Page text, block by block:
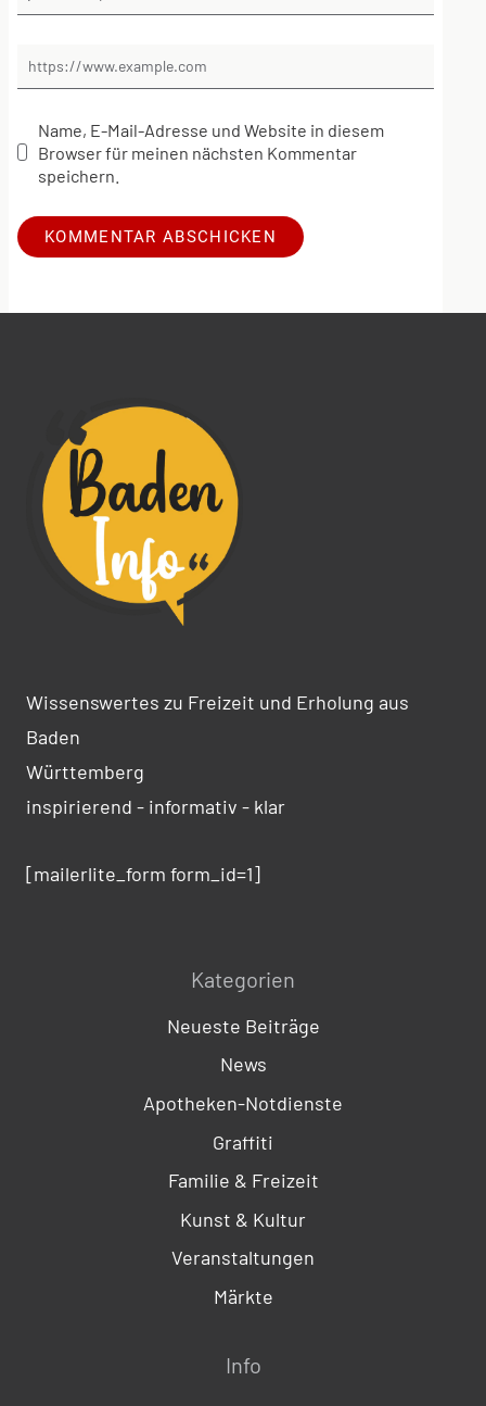
Name, E-Mail-Adresse und Website in diesem
Browser für meinen nächsten Kommentar
speichern.
Wissenswertes zu Freizeit und Erholung aus
Baden
Württemberg
inspirierend - informativ - klar
[mailerlite_form form_id=1]
Kategorien
Neueste Beiträge
News
Apotheken-Notdienste
Graffiti
Familie & Freizeit
Kunst & Kultur
Veranstaltungen
Märkte
Info